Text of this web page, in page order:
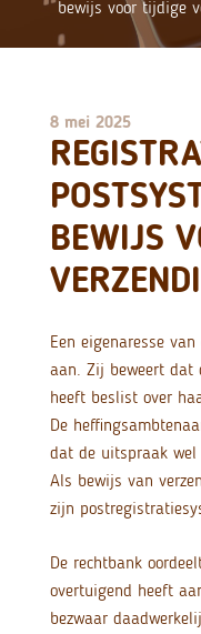
bewijs voor tijdige
8 mei 2025
BEWIJS
Een eigenaresse
aan. Zij beweert dat
heeft beslist over
De
dat de uitspraak wel
Als bewijs van
zijn
De rechtbank
overtuigend heeft
bezwaar